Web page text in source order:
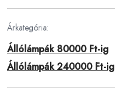
Árkategória:
Állólámpák 80000 Ft-ig
Állólámpák 240000 Ft-ig